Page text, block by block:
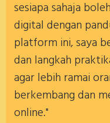
sesiapa sahaja
digital dengan
platform ini, saya
dan langkah
agar lebih ramai
berkembang dan
online."